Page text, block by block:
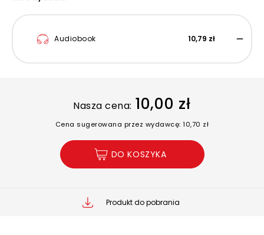
Audiobook 10,79 zł
Nasza cena: 10,00 zł
Cena sugerowana przez wydawcę: 10,70 zł
DO KOSZYKA
Produkt do pobrania